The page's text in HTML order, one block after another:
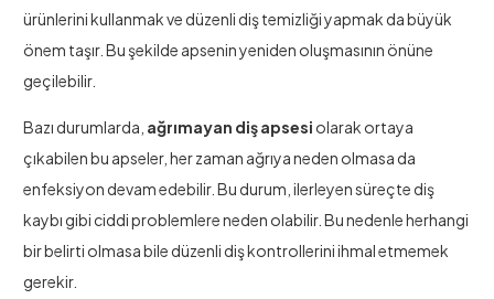
ürünlerini kullanmak ve düzenli diş temizliği yapmak da büyük
önem taşır. Bu şekilde apsenin yeniden oluşmasının önüne
geçilebilir.
Bazı durumlarda, ağrımayan diş apsesi olarak ortaya
çıkabilen bu apseler, her zaman ağrıya neden olmasa da
enfeksiyon devam edebilir. Bu durum, ilerleyen süreçte diş
kaybı gibi ciddi problemlere neden olabilir. Bu nedenle herhangi
bir belirti olmasa bile düzenli diş kontrollerini ihmal etmemek
gerekir.